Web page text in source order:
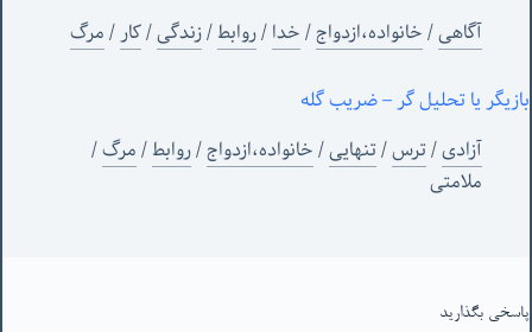
آگاهی/خانواده،ازدواج/خدا/روابط/زندگی/کار/مرگ
بازیگر یا تحلیل گر – ضریب گله
آزادی/ترس/تنهایی/خانواده،ازدواج/روابط/مرگ/
ملامتی
پاسخی بگذارید